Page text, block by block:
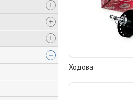
Ходова